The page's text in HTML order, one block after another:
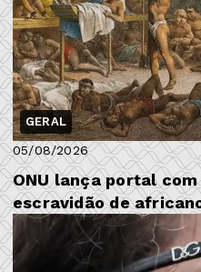
GERAL
05/08/2026
ONU lança portal
escravidão de